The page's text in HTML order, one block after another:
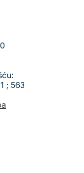
; 563